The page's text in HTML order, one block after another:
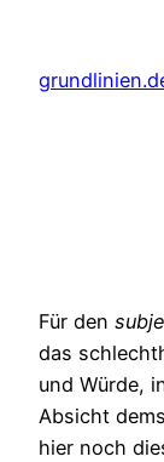
springen
Für den
das
und Würde,
Absicht
hier noch